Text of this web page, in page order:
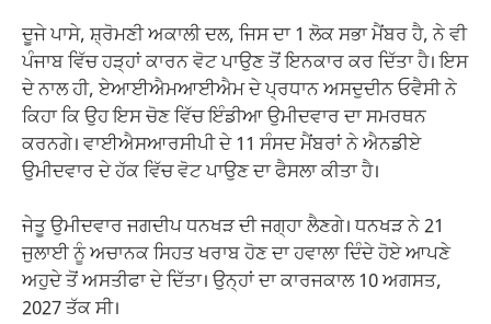
ਦੂਜੇ ਪਾਸੇ, ਸ਼੍ਰੋਮਣੀ ਅਕਾਲੀ ਦਲ, ਜਿਸ ਦਾ 1 ਲੋਕ ਸਭਾ ਮੈਂਬਰ ਹੈ, ਨੇ ਵੀ
ਪੰਜਾਬ ਵਿੱਚ ਹੜ੍ਹਾਂ ਕਾਰਨ ਵੋਟ ਪਾਉਣ ਤੋਂ ਇਨਕਾਰ ਕਰ ਦਿੱਤਾ ਹੈ। ਇਸ
ਦੇ ਨਾਲ ਹੀ, ਏਆਈਐਮਆਈਐਮ ਦੇ ਪ੍ਰਧਾਨ ਅਸਦੁਦੀਨ ਓਵੈਸੀ ਨੇ
ਕਿਹਾ ਕਿ ਉਹ ਇਸ ਚੋਣ ਵਿੱਚ ਇੰਡੀਆ ਉਮੀਦਵਾਰ ਦਾ ਸਮਰਥਨ
ਕਰਨਗੇ। ਵਾਈਐਸਆਰਸੀਪੀ ਦੇ 11 ਸੰਸਦ ਮੈਂਬਰਾਂ ਨੇ ਐਨਡੀਏ
ਉਮੀਦਵਾਰ ਦੇ ਹੱਕ ਵਿੱਚ ਵੋਟ ਪਾਉਣ ਦਾ ਫੈਸਲਾ ਕੀਤਾ ਹੈ।
ਜੇਤੂ ਉਮੀਦਵਾਰ ਜਗਦੀਪ ਧਨਖੜ ਦੀ ਜਗ੍ਹਾ ਲੈਣਗੇ। ਧਨਖੜ ਨੇ 21
ਜੁਲਾਈ ਨੂੰ ਅਚਾਨਕ ਸਿਹਤ ਖਰਾਬ ਹੋਣ ਦਾ ਹਵਾਲਾ ਦਿੰਦੇ ਹੋਏ ਆਪਣੇ
ਅਹੁਦੇ ਤੋਂ ਅਸਤੀਫਾ ਦੇ ਦਿੱਤਾ। ਉਨ੍ਹਾਂ ਦਾ ਕਾਰਜਕਾਲ 10 ਅਗਸਤ,
2027 ਤੱਕ ਸੀ।